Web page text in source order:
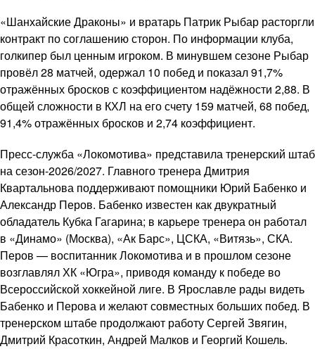
«Шанхайские Драконы» и вратарь Патрик Рыбар расторгли
контракт по соглашению сторон. По информации клуба,
голкипер был ценным игроком. В минувшем сезоне Рыбар
провёл 28 матчей, одержал 10 побед и показал 91,7%
отражённых бросков с коэффициентом надёжности 2,88. В
общей сложности в КХЛ на его счету 159 матчей, 68 побед,
91,4% отражённых бросков и 2,74 коэффициент.
Пресс-служба «Локомотива» представила тренерский штаб
на сезон-2026/2027. Главного тренера Дмитрия
Квартальнова поддерживают помощники Юрий Бабенко и
Александр Перов. Бабенко известен как двукратный
обладатель Кубка Гагарина; в карьере тренера он работал
в «Динамо» (Москва), «Ак Барс», ЦСКА, «Витязь», СКА.
Перов — воспитанник Локомотива и в прошлом сезоне
возглавлял ХК «Югра», приводя команду к победе во
Всероссийской хоккейной лиге. В Ярославле рады видеть
Бабенко и Перова и желают совместных больших побед. В
тренерском штабе продолжают работу Сергей Звягин,
Дмитрий Красоткин, Андрей Малков и Георгий Кошель.